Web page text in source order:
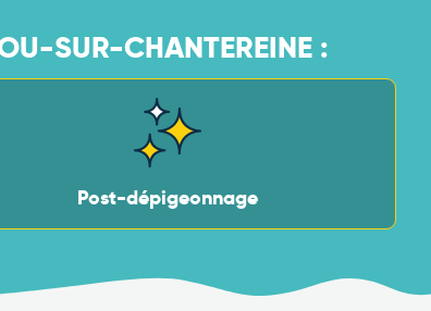
SUR-CHANTEREINE :
Post-dépigeonnage